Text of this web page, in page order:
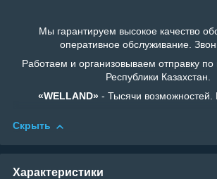
Мы гарантируем высокое качество
оперативное обслуживание.
Работаем и организовываем отправку по
Республики Казахстан.
«WELLAND»- Тысячи возможностей.
Скрыть
Характеристики